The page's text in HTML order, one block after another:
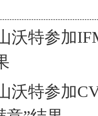
沃特参加
沃特参加